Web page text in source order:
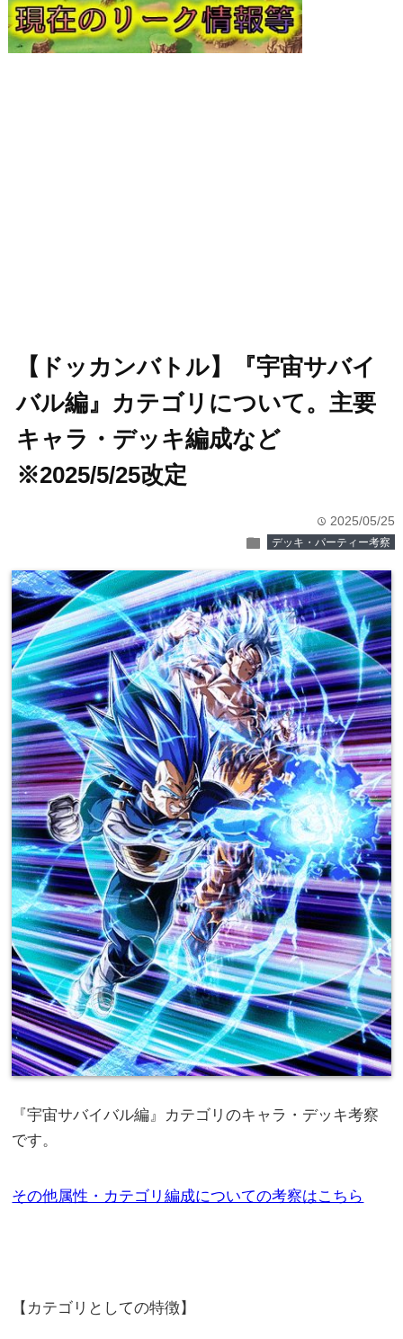
【ドッカンバトル】『宇宙サバイ
バル編』カテゴリについて。主要
キャラ・デッキ編成など
※2025/5/25改定
time 2025/05/25
folder デッキ・パーティー考察
『宇宙サバイバル編』カテゴリのキャラ・デッキ考察
です。
その他属性・カテゴリ編成についての考察はこちら
【カテゴリとしての特徴】